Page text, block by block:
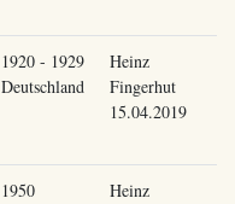
1920 - 1929
Deutschland
Heinz
Fingerhut
15.04.2019
1950
Heinz